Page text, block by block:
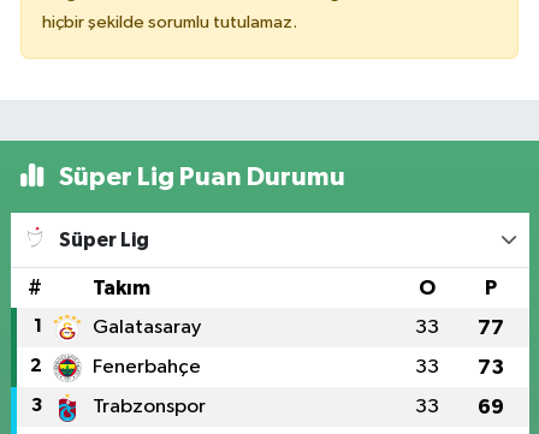
hiçbir şekilde sorumlu tutulamaz.
Süper Lig Puan Durumu
Süper Lig
# Takım O P
1 Galatasaray 33 77
2 Fenerbahçe 33 73
3 Trabzonspor 33 69